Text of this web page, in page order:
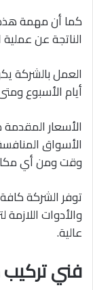
كما أن مهمة
الناتجة عن
أيام الأسبوع
الأسعار
الأسواق
وقت ومن أي
توفر الشركة
والأدوات
عالية.
فني تركيب